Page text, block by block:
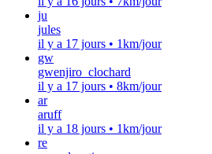
ju
jules
il y a 17 jours • 1km/jour
gw
gwenjiro_clochard
il y a 17 jours • 8km/jour
ar
aruff
il y a 18 jours • 1km/jour
re